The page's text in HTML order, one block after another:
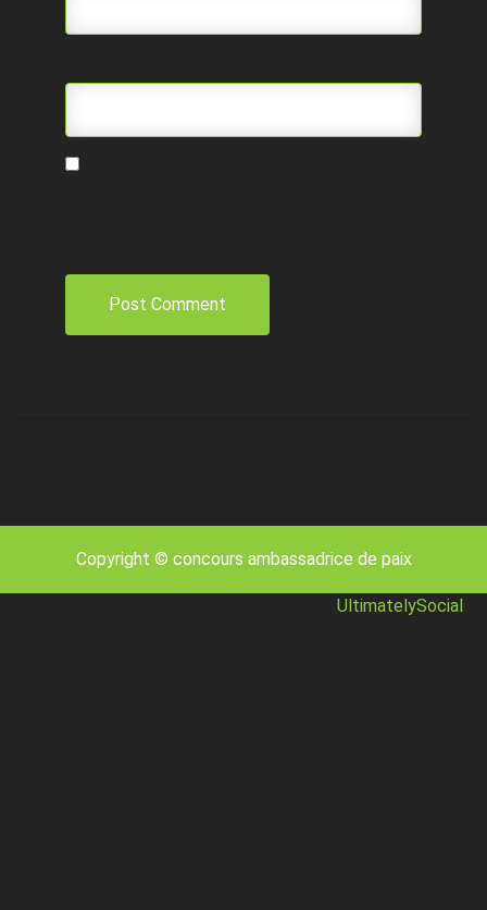
Copyright © concours ambassadrice de paix
UltimatelySocial